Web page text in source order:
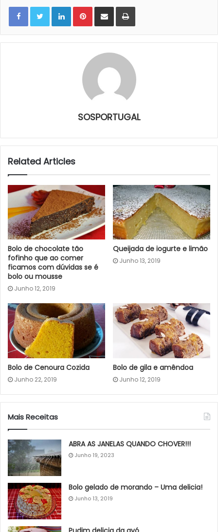
LinkedInPinterestShare via Email Print
SOSPORTUGAL
Related Articles
Bolo de chocolate tão
fofinho que ao comer
ficamos com dúvidas se é
bolo ou mousse
Junho 12, 2019
Queijada de iogurte e limão
Junho 13, 2019
Bolo de Cenoura Cozida
Junho 22, 2019
Bolo de gila e amêndoa
Junho 12, 2019
Mais Receitas
ABRA AS JANELAS QUANDO CHOVER!!!
Junho 19, 2023
Bolo gelado de morando – Uma delicia!
Junho 13, 2019